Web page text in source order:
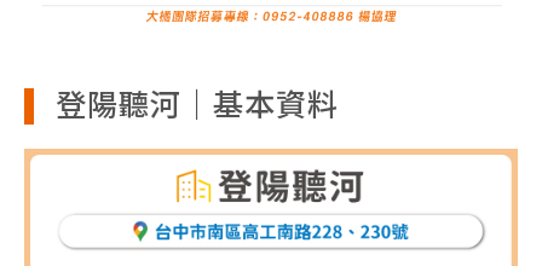
登陽聽河｜基本資料